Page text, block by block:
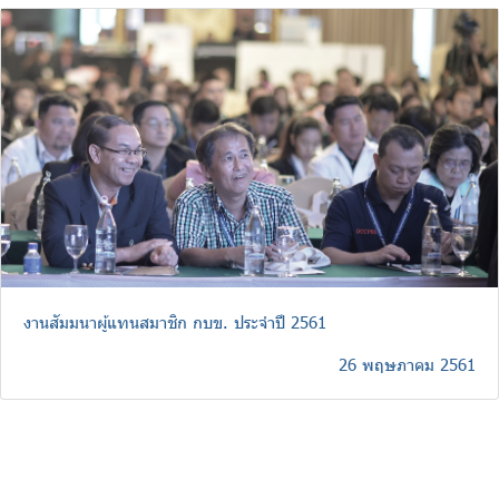
งานสัมมนาผู้แทนสมาชิก กบข. ประจำปี 2561
26 พฤษภาคม 2561